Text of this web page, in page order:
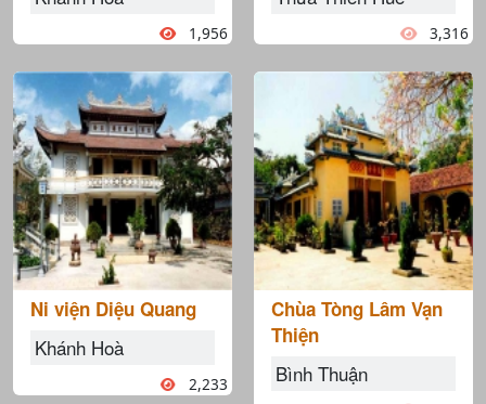
1,956
Ni viện Diệu Quang
Khánh Hoà
2,233
3,316
Chùa Tòng Lâm Vạn
Thiện
Bình Thuận